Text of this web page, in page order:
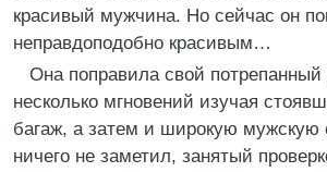
красивый мужчина. Но сейчас он
неправдоподобно красивым…
Она поправила свой потрепанный
несколько мгновений изучая
багаж, а затем и широкую мужскую
ничего не заметил, занятый